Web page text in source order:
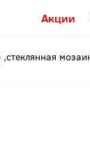
Акции